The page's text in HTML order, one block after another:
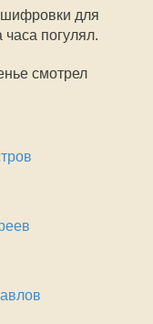
для
часа погулял.
смотрел